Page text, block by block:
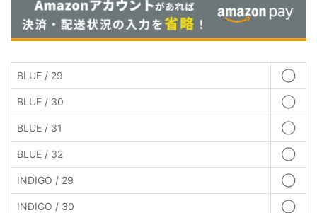
BLUE / 29 ◯
BLUE / 30 ◯
BLUE / 31 ◯
BLUE / 32 ◯
INDIGO / 29 ◯
INDIGO / 30 ◯